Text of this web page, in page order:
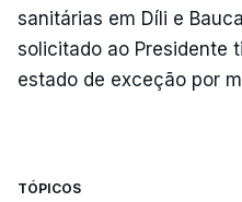
sanitárias em Díli e
solicitado ao Presidente
estado de exceção por
TÓPICOS